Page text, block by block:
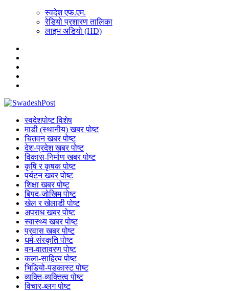
स्वदेश एफ.एम.
रेडियो प्रशारण तालिका
लाइभ अडियो (HD)
स्वदेशपोष्ट विशेष
माडी (स्थानीय) खबर पोष्ट
चितवन खबर पोष्ट
देश-प्रदेश खबर पोष्ट
विकास-निर्माण खबर पोष्ट
कृषि र कृषक पोष्ट
पर्यटन खबर पोष्ट
शिक्षा खबर पोष्ट
बिपद-जोखिम पोष्ट
खेल र खेलाडी पोष्ट
अपराध खबर पोष्ट
स्वास्थ्य खबर पोष्ट
प्रवास खबर पोष्ट
धर्म-संस्कृति पोष्ट
वन-वातावरण पोष्ट
कला-साहित्य पोष्ट
भिडियो-पडकास्ट पोष्ट
व्यक्ति-व्यक्तित्व पोष्ट
विचार-ब्लग पोष्ट